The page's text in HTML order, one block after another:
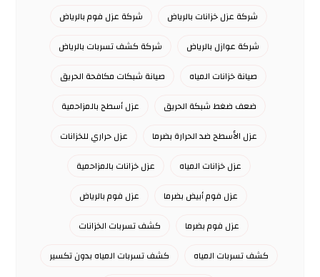
شركة عزل خزانات بالرياض
شركة عزل فوم بالرياض
شركة عوازل بالرياض
شركة كشف تسربات بالرياض
صيانة خزانات المياه
صيانة شبكات مكافحة الحريق
ضعف ضغط شبكة الحريق
عزل أسطح بالمزاحمية
عزل الأسطح ضد الحرارة بضرما
عزل حراري للخزانات
عزل خزانات المياه
عزل خزانات بالمزاحمية
عزل فوم أبيض بضرما
عزل فوم بالرياض
عزل فوم بضرما
كشف تسربات الخزانات
كشف تسربات المياه
كشف تسربات المياه بدون تكسير